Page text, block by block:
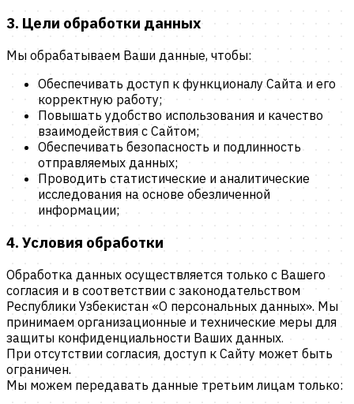
3. Цели обработки данных
Мы обрабатываем Ваши данные, чтобы:
Обеспечивать доступ к функционалу Сайта и его
корректную работу;
Повышать удобство использования и качество
взаимодействия с Сайтом;
Обеспечивать безопасность и подлинность
отправляемых данных;
Проводить статистические и аналитические
исследования на основе обезличенной
информации;
4. Условия обработки
Обработка данных осуществляется только с Вашего
согласия и в соответствии с законодательством
Республики Узбекистан «О персональных данных». Мы
принимаем организационные и технические меры для
защиты конфиденциальности Ваших данных.
При отсутствии согласия, доступ к Сайту может быть
ограничен.
Мы можем передавать данные третьим лицам только: